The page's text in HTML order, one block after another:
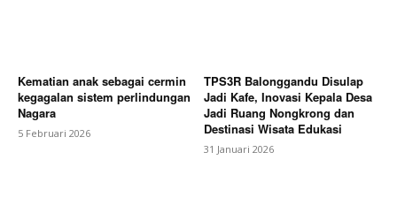
Kematian anak sebagai cermin
kegagalan sistem perlindungan
Nagara
5 Februari 2026
TPS3R Balonggandu Disulap
Jadi Kafe, Inovasi Kepala Desa
Jadi Ruang Nongkrong dan
Destinasi Wisata Edukasi
31 Januari 2026